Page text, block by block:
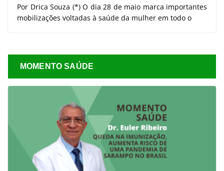
Por Drica Souza (*) O dia 28 de maio marca importantes
mobilizações voltadas à saúde da mulher em todo o
MOMENTO SAÚDE